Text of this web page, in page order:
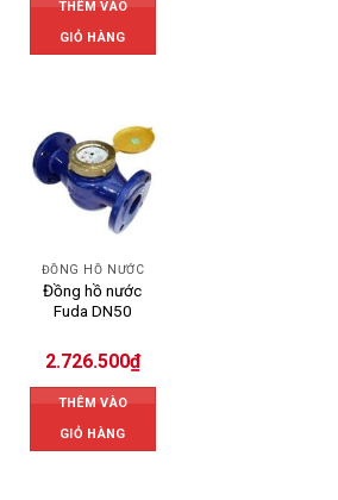
THÊM VÀO
GIỎ HÀNG
ĐỒNG HỒ NƯỚC
Đồng hồ nước
Fuda DN50
2.726.500₫
THÊM VÀO
GIỎ HÀNG